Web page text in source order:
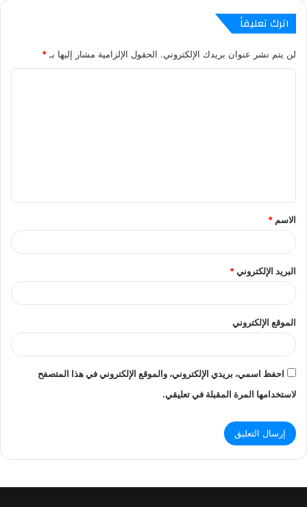
اترك تعليقاً
لن يتم نشر عنوان بريدك الإلكتروني. الحقول الإلزامية مشار إليها بـ *
ق
*
الاسم *
البريد الإلكتروني*
الموقع الإلكتروني
احفظ اسمي، بريدي الإلكتروني، والموقع الإلكتروني في هذا المتصفح
لاستخدامها المرة المقبلة في تعليقي.